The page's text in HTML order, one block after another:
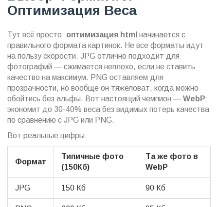
Оптимизация Веса
Тут всё просто: оптимизация html начинается с
правильного формата картинок. Не все форматы идут
на пользу скорости. JPG отлично подходит для
фотографий — сжимается неплохо, если не ставить
качество на максимум. PNG оставляем для
прозрачности, но вообще он тяжеловат, когда можно
обойтись без альфы. Вот настоящий чемпион — WebP:
экономит до 30-40% веса без видимых потерь качества
по сравнению с JPG или PNG.
Вот реальные цифры:
Формат
Типичные фото
(150Кб)
Та же фото в
WebP
JPG 150 Кб 90 Кб